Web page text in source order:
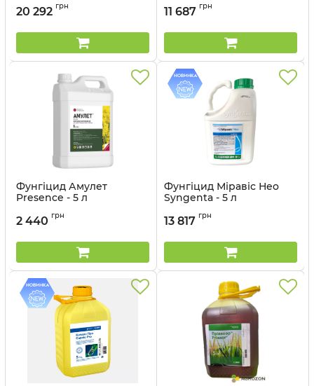
20 292 грн 11 687 грн
Фунгіцид Амулет
Presence - 5 л
2 440 грн
Фунгіцид Міравіс Нео
Syngenta - 5 л
13 817 грн